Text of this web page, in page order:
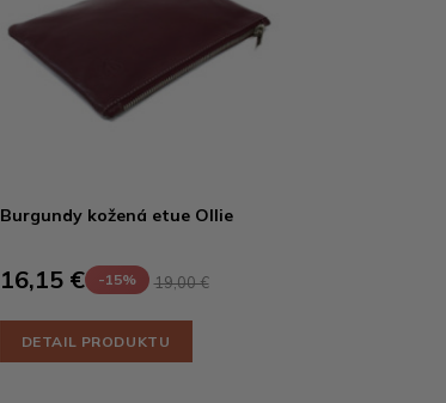
Burgundy kožená etue Ollie
16,15 € -15% 19,00 €
DETAIL PRODUKTU